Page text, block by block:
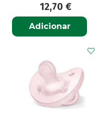
12,70 €
Adicionar